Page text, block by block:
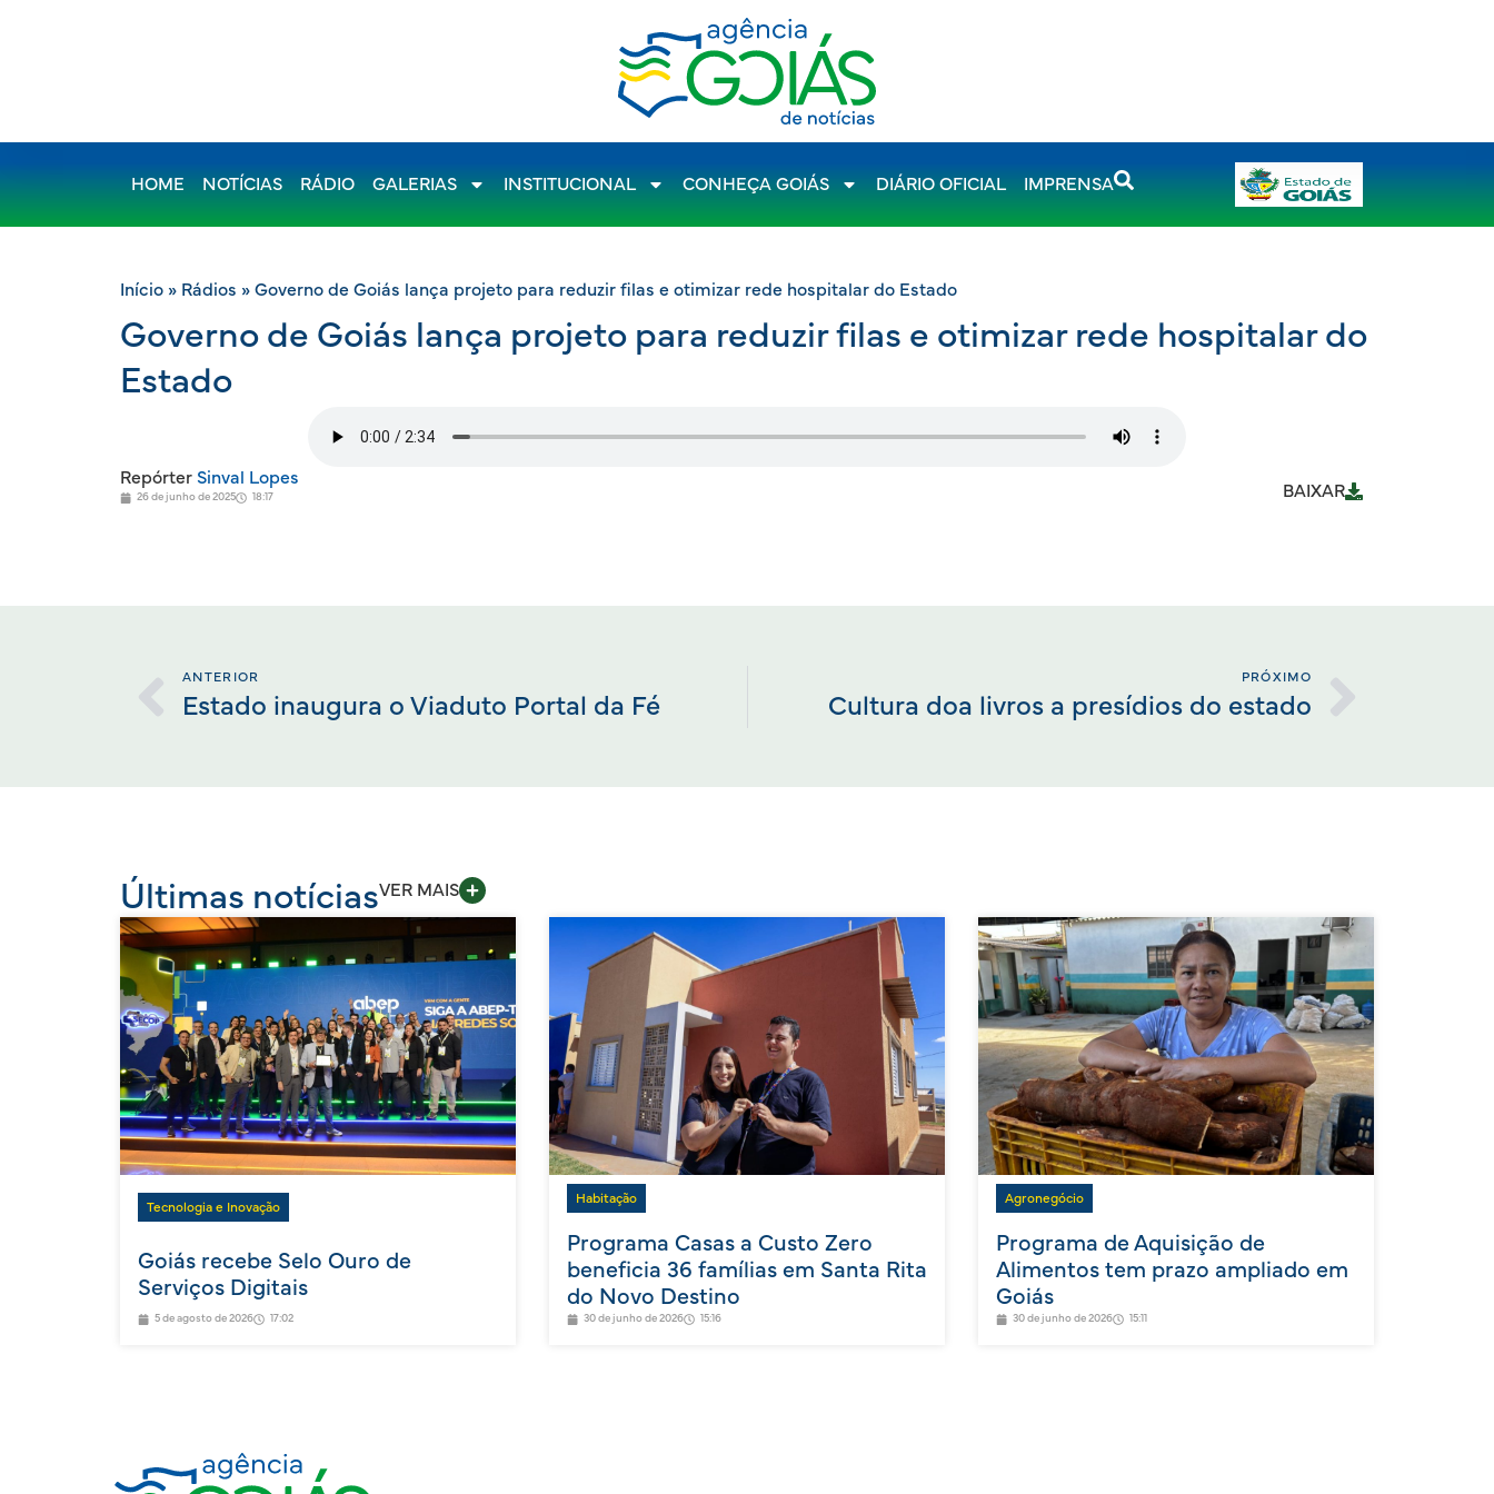
HOME NOTÍCIAS RÁDIO GALERIAS INSTITUCIONAL CONHEÇA GOIÁS DIÁRIO OFICIAL IMPRENSA
Início » Rádios » Governo de Goiás lança projeto para reduzir filas e otimizar rede hospitalar do Estado
Governo de Goiás lança projeto para reduzir filas e otimizar rede hospitalar do
Estado
Repórter Sinval Lopes
26 de junho de 2025 18:17 BAIXAR
ANTERIOR
Estado inaugura o Viaduto Portal da Fé
PRÓXIMO
Cultura doa livros a presídios do estado
Últimas notíciasVER MAIS
Tecnologia e Inovação
Goiás recebe Selo Ouro de
Serviços Digitais
5 de agosto de 2026 17:02
Habitação
Programa Casas a Custo Zero
beneficia 36 famílias em Santa Rita
do Novo Destino
30 de junho de 2026 15:16
Agronegócio
Programa de Aquisição de
Alimentos tem prazo ampliado em
Goiás
30 de junho de 2026 15:11